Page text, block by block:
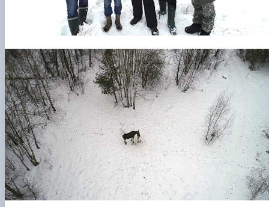
- 20.05.2022 р.), випускник 1999 року.
ТЕРЕЩЕНКО Ростислав Віталійович
- 28.12.2023 р.), студент 2 курсу з…
(02.05.1981 - 02.02.2025 р.), випускник 2003 р…
ШЕВЧЕНКО Володимир В’ячеславович
(30.06.1965 - 03.2022 р.), випускник 1992 року.
ШИНКАРЬОВ Олексій Сергійович
- 25.08.2023 р.), випускник 2016 року.
ЯРЕМА Микола Юрійович (13.12.1973 -
18.12.2022 р.), випускник 1996 року.